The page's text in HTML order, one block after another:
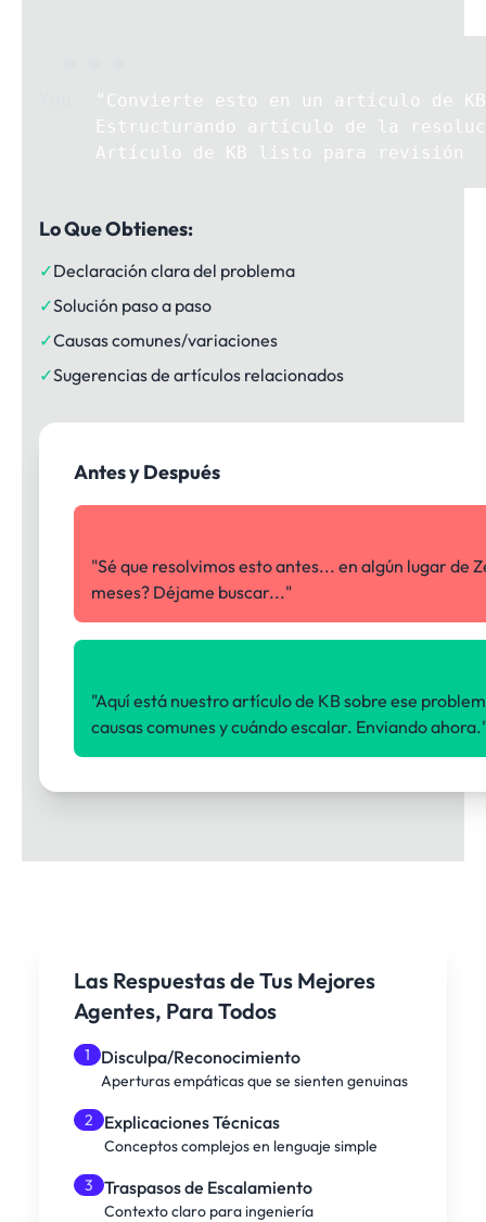
"Convierte esto en un artículo de
Estructurando artículo de la
Artículo de KB listo para revisión
Lo Que Obtienes:
✓Declaración clara del problema
✓Solución paso a paso
✓Causas comunes/variaciones
✓Sugerencias de artículos relacionados
Antes y Después
"Sé que resolvimos esto antes... en algún lugar de
meses? Déjame buscar..."
"Aquí está nuestro artículo de KB sobre ese
causas comunes y cuándo escalar. Enviando
Las Respuestas de Tus Mejores
Agentes, Para Todos
1 Disculpa/Reconocimiento
Aperturas empáticas que se sienten genuinas
2
Explicaciones Técnicas
Conceptos complejos en lenguaje simple
3
Traspasos de Escalamiento
Contexto claro para ingeniería